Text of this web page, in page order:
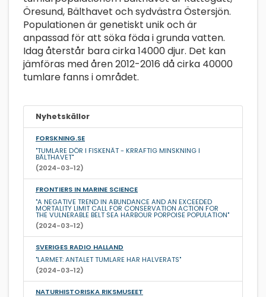
Öresund, Bälthavet och sydvästra Östersjön.
Populationen är genetiskt unik och är
anpassad för att söka föda i grunda vatten.
Idag återstår bara cirka 14000 djur. Det kan
jämföras med åren 2012-2016 då cirka 40000
tumlare fanns i området.
Nyhetskällor
FORSKNING.SE
"TUMLARE DÖR I FISKENÄT - KRRAFTIG MINSKNING I
BÄLTHAVET"
(2024-03-12)
FRONTIERS IN MARINE SCIENCE
"A NEGATIVE TREND IN ABUNDANCE AND AN EXCEEDED
MORTALITY LIMIT CALL FOR CONSERVATION ACTION FOR
THE VULNERABLE BELT SEA HARBOUR PORPOISE POPULATION"
(2024-03-12)
SVERIGES RADIO HALLAND
"LARMET: ANTALET TUMLARE HAR HALVERATS"
(2024-03-12)
NATURHISTORISKA RIKSMUSEET